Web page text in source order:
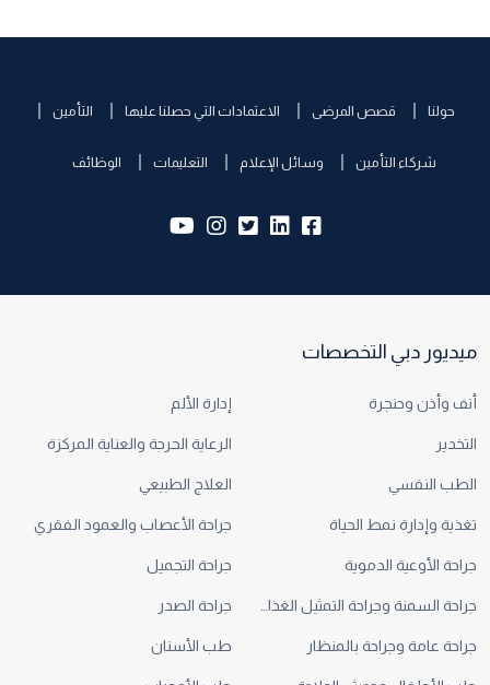
حولنا قصص المرضى الاعتمادات التي حصلنا عليها التأمين
شركاء التأمين وسائل الإعلام التعليمات الوظائف
fb:
lk:
tw:
insta:
yb:
ميديور دبي التخصصات
أنف وأذن وحنجرة إدارة الألم
التخدير الرعاية الحرجة والعناية المركزة
الطب النفسي العلاج الطبيعي
تغذية وإدارة نمط الحياة جراحة الأعصاب والعمود الفقري
جراحة الأوعية الدموية جراحة التجميل
جراحة السمنة وجراحة التمثيل الغذائي جراحة الصدر
جراحة عامة وجراحة بالمنظار طب الأسنان